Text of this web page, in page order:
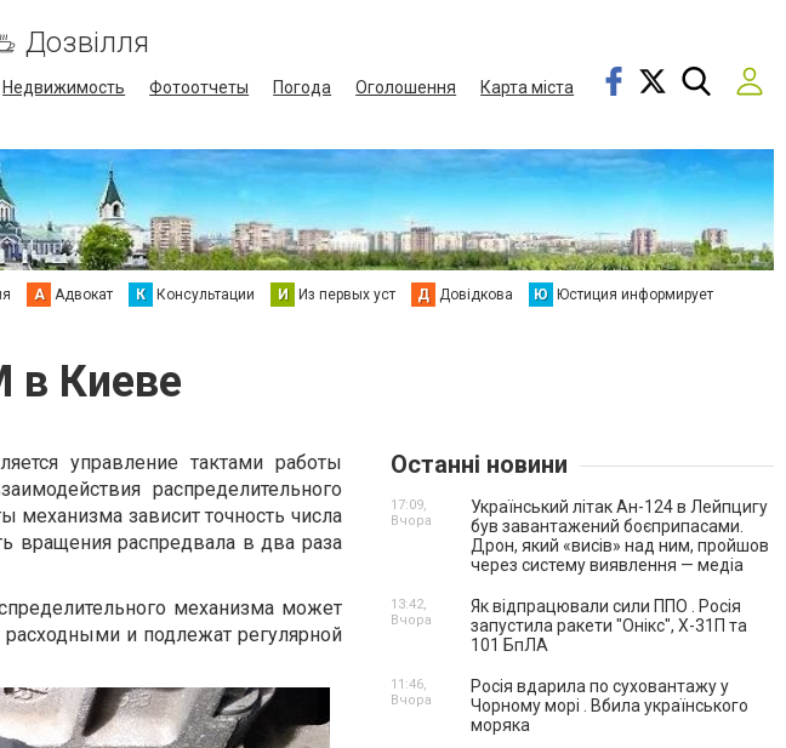
Дозвілля
Недвижимость Фотоотчеты Погода Оголошення
Карта міста
А Адвокат К Консультации И Из первых уст Д Довідкова Ю Юстиция информирует
в Киеве
управление тактами работы
распределительного
зависит точность числа
вращения распредвала в два раза
механизма может
и подлежат регулярной
Останні новини
Український літак Ан-124 в Лейпцигу
був завантажений боєприпасами.
Дрон, який «висів» над ним, пройшов
через систему виявлення — медіа
17:09,
Вчора
Як відпрацювали сили ППО . Росія
запустила ракети "Онікс", Х-31П та
101 БпЛА
13:42,
Вчора
Росія вдарила по суховантажу у
Чорному морі . Вбила українського
моряка
11:46,
Вчора